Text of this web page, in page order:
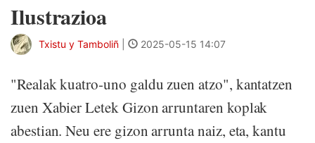
Ilustrazioa
Txistu y Tamboliñ 2025-05-15 14:07
"Realak kuatro-uno galdu zuen atzo", kantatzen
zuen Xabier Letek Gizon arruntaren koplak
abestian. Neu ere gizon arrunta naiz, eta, kantu